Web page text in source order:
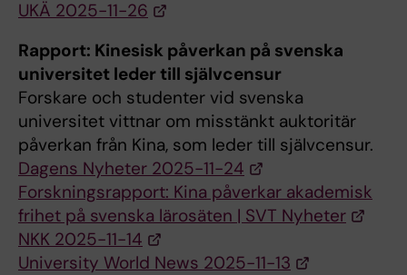
UKÄ 2025-11-26
Rapport: Kinesisk påverkan på svenska
universitet leder till självcensur
Forskare och studenter vid svenska
universitet vittnar om misstänkt auktoritär
påverkan från Kina, som leder till självcensur.
Dagens Nyheter 2025-11-24
Forskningsrapport: Kina påverkar akademisk
frihet på svenska lärosäten | SVT Nyheter
NKK 2025-11-14
University World News 2025-11-13